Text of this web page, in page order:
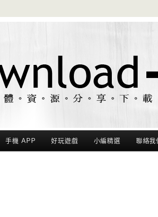
手機 APP 好玩遊戲 小編精選 聯絡我